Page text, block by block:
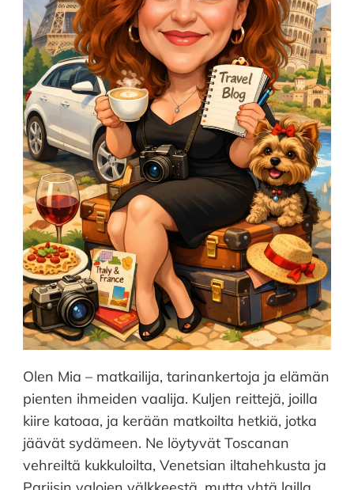
Olen Mia – matkailija, tarinankertoja ja elämän
pienten ihmeiden vaalija. Kuljen reittejä, joilla
kiire katoaa, ja kerään matkoilta hetkiä, jotka
jäävät sydämeen. Ne löytyvät Toscanan
vehreiltä kukkuloilta, Venetsian iltahehkusta ja